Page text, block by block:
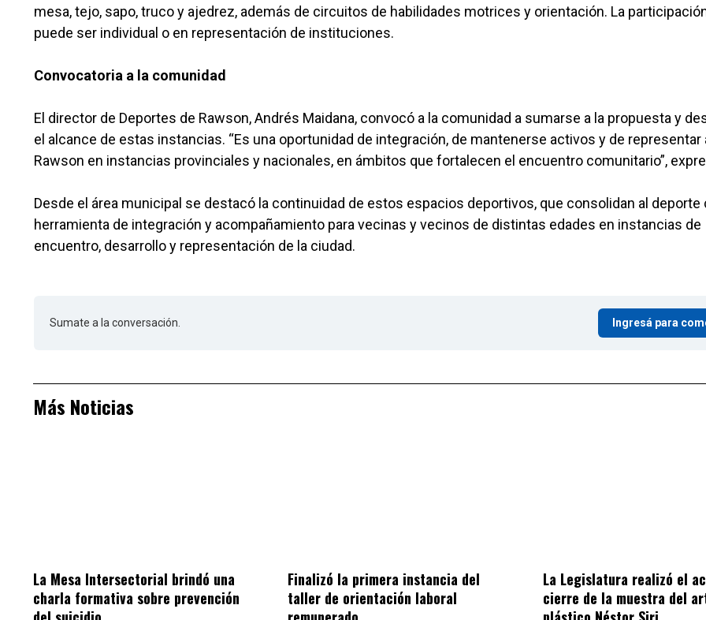
mesa, tejo, sapo, truco y ajedrez, además de circuitos de habilidades motrices y orientación. La
puede ser individual o en representación de instituciones.
Convocatoria a la comunidad
El director de Deportes de Rawson, Andrés Maidana, convocó a la comunidad a sumarse a la propuesta y
el alcance de estas instancias. “Es una oportunidad de integración, de mantenerse activos y de representar
Rawson en instancias provinciales y nacionales, en ámbitos que fortalecen el encuentro comunitario”,
Desde el área municipal se destacó la continuidad de estos espacios deportivos, que consolidan al deporte
herramienta de integración y acompañamiento para vecinas y vecinos de distintas edades en instancias de
encuentro, desarrollo y representación de la ciudad.
Sumate a la conversación. Ingresá para
Más Noticias
La Mesa Intersectorial brindó una
charla formativa sobre prevención
Finalizó la primera instancia del
taller de orientación laboral
La Legislatura realizó el
cierre de la muestra del